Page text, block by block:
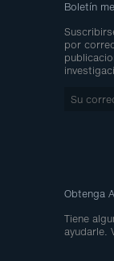
Boletín
por
Su
Obtenga
Tiene
ayudarle.